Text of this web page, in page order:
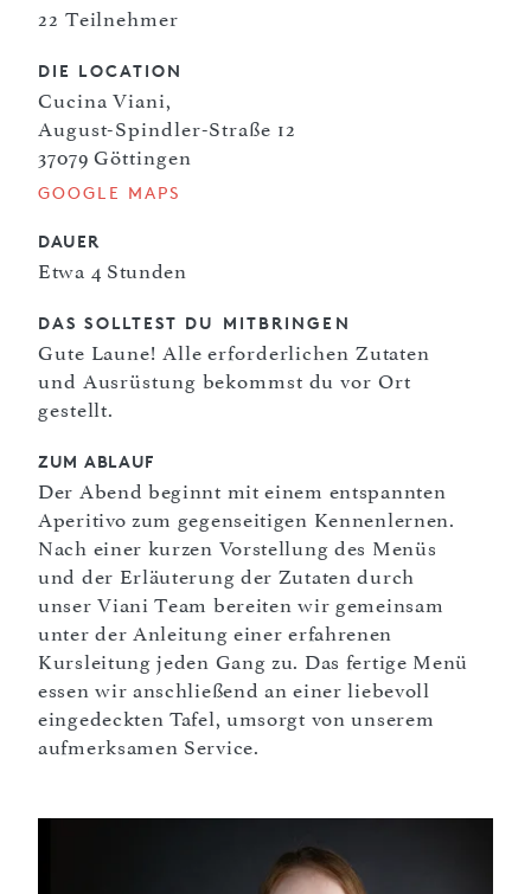
22 Teilnehmer
DIE LOCATION
Cucina Viani,
August-Spindler-Straße 12
37079 Göttingen
GOOGLE MAPS
DAUER
Etwa 4 Stunden
DAS SOLLTEST DU MITBRINGEN
Gute Laune! Alle erforderlichen Zutaten
und Ausrüstung bekommst du vor Ort
gestellt.
ZUM ABLAUF
Der Abend beginnt mit einem entspannten
Aperitivo zum gegenseitigen Kennenlernen.
Nach einer kurzen Vorstellung des Menüs
und der Erläuterung der Zutaten durch
unser Viani Team bereiten wir gemeinsam
unter der Anleitung einer erfahrenen
Kursleitung jeden Gang zu. Das fertige Menü
essen wir anschließend an einer liebevoll
eingedeckten Tafel, umsorgt von unserem
aufmerksamen Service.